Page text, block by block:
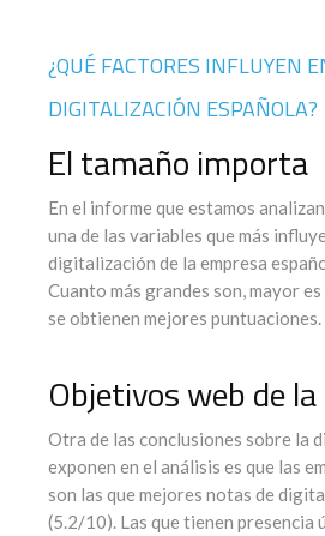
¿QUÉ FACTORES INFLUYEN
DIGITALIZACIÓN ESPAÑOLA?
El tamaño importa
En el informe que estamos
una de las variables que más
digitalización de la empresa
Cuanto más grandes son, mayor
se obtienen mejores puntuaciones.
Objetivos web de
Otra de las conclusiones sobre la
exponen en el análisis es que las
son las que mejores notas de
(5.2/10). Las que tienen presencia